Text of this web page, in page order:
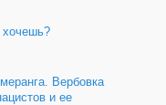
хочешь?
Вербовка
и ее